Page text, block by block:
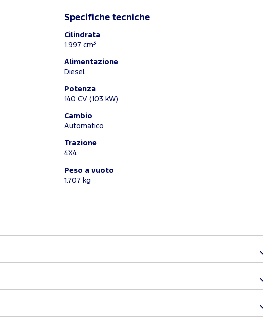
Specifiche tecniche
Cilindrata
1.997 cm3
Alimentazione
Diesel
Potenza
140 CV (103 kW)
Cambio
Automatico
Trazione
4X4
Peso a vuoto
1.707 kg